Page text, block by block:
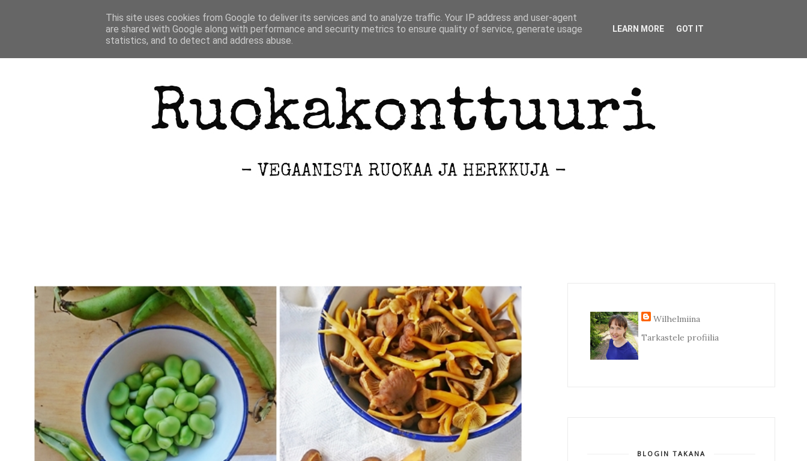
ETUSIVU INFO ARKISTO
Wilhelmiina
Tarkastele profiilia
BLOGIN TAKANA
This site uses cookies from Google to deliver its services and to analyze traffic. Your IP address and user-agent
are shared with Google along with performance and security metrics to ensure quality of service, generate usage
statistics, and to detect and address abuse.
LEARN MORE GOT IT